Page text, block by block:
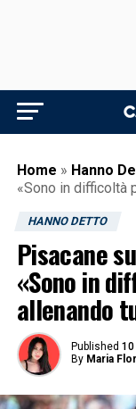
Home » Hanno
«Sono in difficoltà
HANNO DETTO
Pisacane
«Sono in
allenando
Published
By Maria